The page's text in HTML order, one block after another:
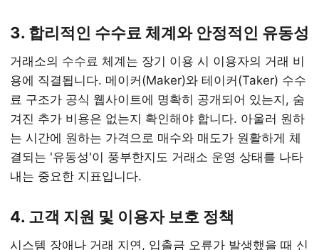
3. 합리적인 수수료 체계와 안정적인 유동성
거래소의 수수료 체계는 장기 이용 시 이용자의 거래 비
용에 직결됩니다. 메이커(Maker)와 테이커(Taker) 수수
료 구조가 공식 웹사이트에 명확히 공개되어 있는지, 숨
겨진 추가 비용은 없는지 확인해야 합니다. 아울러 원하
는 시간에 원하는 가격으로 매수와 매도가 원활하게 체
결되는 '유동성'이 풍부한지도 거래소 운영 상태를 나타
내는 중요한 지표입니다.
4. 고객 지원 및 이용자 보호 정책
시스템 장애나 거래 지연, 입출금 오류가 발생했을 때 신